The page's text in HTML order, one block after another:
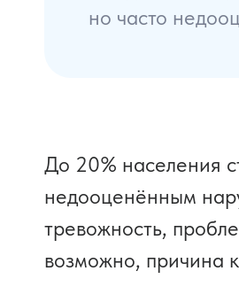
но часто
До 20% населения
недооценённым
тревожность,
возможно, причина